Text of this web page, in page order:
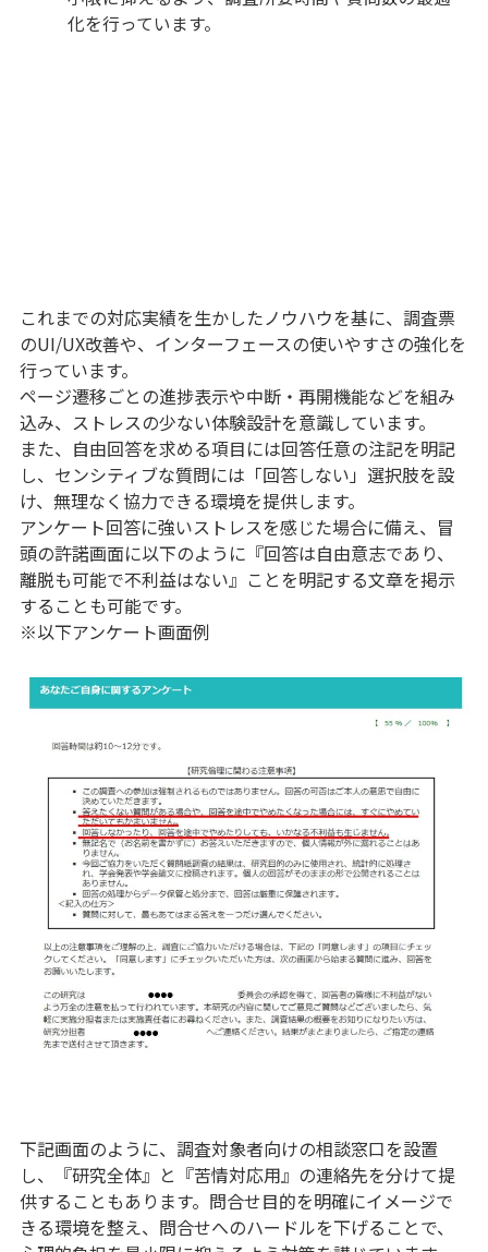
化を行っています。
これまでの対応実績を生かしたノウハウを基に、調査票
のUI/UX改善や、インターフェースの使いやすさの強化を
行っています。
ページ遷移ごとの進捗表示や中断・再開機能などを組み
込み、ストレスの少ない体験設計を意識しています。
また、自由回答を求める項目には回答任意の注記を明記
し、センシティブな質問には「回答しない」選択肢を設
け、無理なく協力できる環境を提供します。
アンケート回答に強いストレスを感じた場合に備え、冒
頭の許諾画面に以下のように『回答は自由意志であり、
離脱も可能で不利益はない』ことを明記する文章を掲示
することも可能です。
※以下アンケート画面例
下記画面のように、調査対象者向けの相談窓口を設置
し、『研究全体』と『苦情対応用』の連絡先を分けて提
供することもあります。問合せ目的を明確にイメージで
きる環境を整え、問合せへのハードルを下げることで、